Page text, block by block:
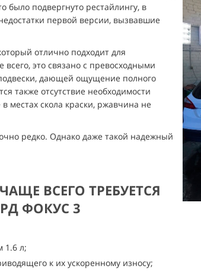
было подвергнуто рестайлингу, в
первой версии, вызвавшие
отлично подходит для
всего, это связано с превосходными
дающей ощущение полного
также отсутствие необходимости
в местах скола краски, ржавчина не
редко. Однако даже такой надежный
ВСЕГО ТРЕБУЕТСЯ
ФОКУС 3
1.6 л;
к их ускоренному износу;